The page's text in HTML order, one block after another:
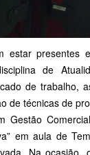
presentes
de
de trabalho,
de técnicas de
em aula de
Na ocasião,